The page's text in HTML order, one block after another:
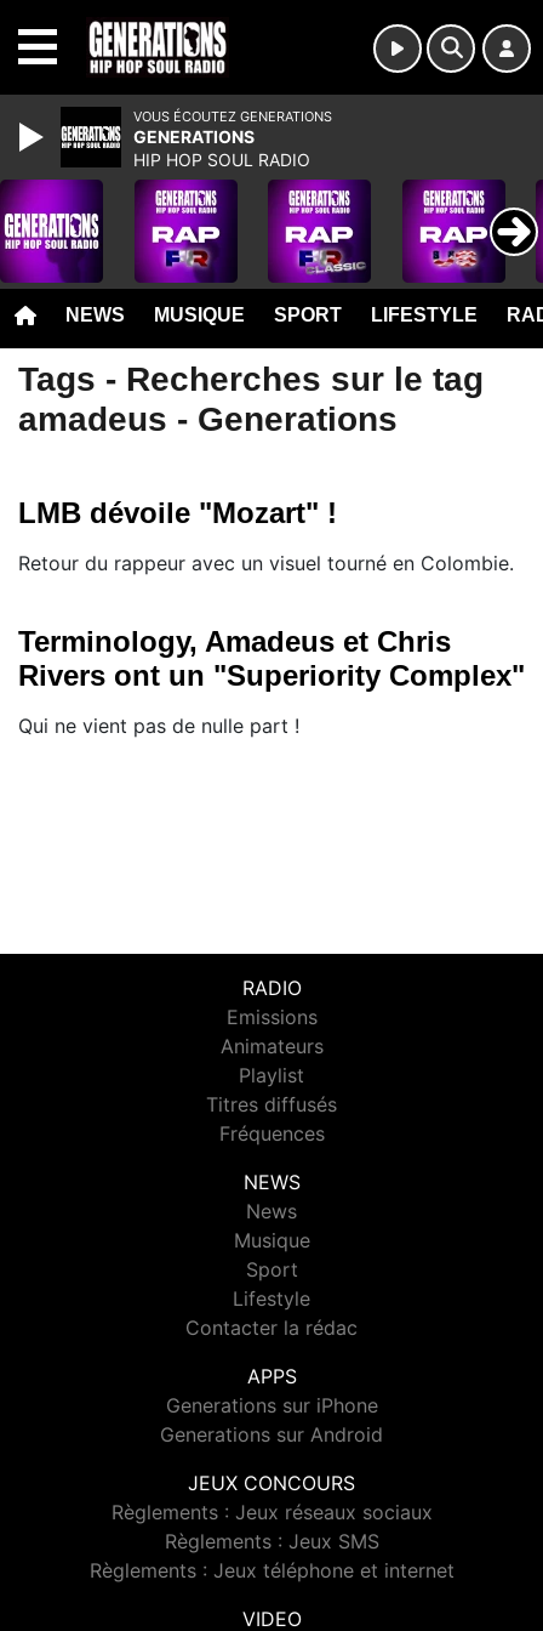
NEWS MUSIQUE SPORT LIFESTYLE
Tags - Recherches sur le tag
amadeus - Generations
LMB dévoile "Mozart" !
Retour du rappeur avec un visuel tourné en Colombie.
Terminology, Amadeus et Chris
Rivers ont un "Superiority Complex"
Qui ne vient pas de nulle part !
RADIO
Emissions
Animateurs
Playlist
Titres diffusés
Fréquences
NEWS
News
Musique
Sport
Lifestyle
Contacter la rédac
APPS
Generations sur iPhone
Generations sur Android
JEUX CONCOURS
Règlements : Jeux réseaux sociaux
Règlements : Jeux SMS
Règlements : Jeux téléphone et internet
VIDEO
VOUS ÉCOUTEZ GENERATIONS
GENERATIONS
HIP HOP SOUL RADIO